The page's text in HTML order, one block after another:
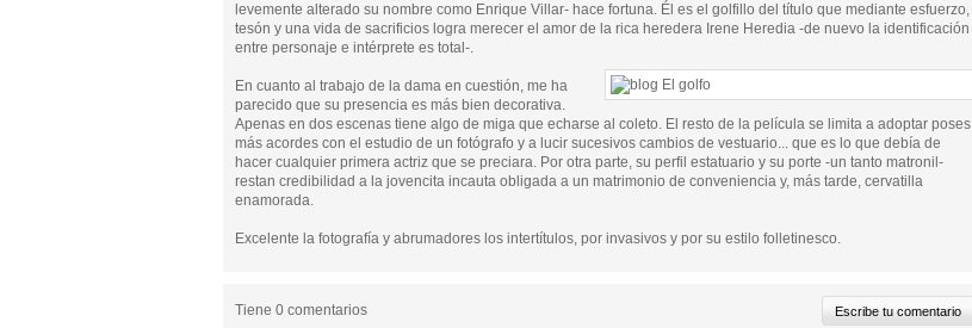
levemente alterado su nombre como Enrique Villar- hace fortuna. Él es el golfillo del título que mediante esfuerzo,
tesón y una vida de sacrificios logra merecer el amor de la rica heredera Irene Heredia -de nuevo la identificación
entre personaje e intérprete es total-.
En cuanto al trabajo de la dama en cuestión, me ha
parecido que su presencia es más bien decorativa.
Apenas en dos escenas tiene algo de miga que echarse al coleto. El resto de la película se limita a adoptar poses
más acordes con el estudio de un fotógrafo y a lucir sucesivos cambios de vestuario... que es lo que debía de
hacer cualquier primera actriz que se preciara. Por otra parte, su perfil estatuario y su porte -un tanto matronil-
restan credibilidad a la jovencita incauta obligada a un matrimonio de conveniencia y, más tarde, cervatilla
enamorada.
Excelente la fotografía y abrumadores los intertítulos, por invasivos y por su estilo folletinesco.
Tiene 0 comentarios